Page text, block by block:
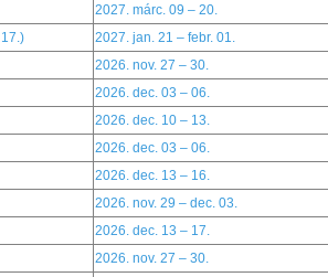
2027. márc. 09 – 20.
2027. jan. 21 – febr. 01.
2026. nov. 27 – 30.
2026. dec. 03 – 06.
2026. dec. 10 – 13.
2026. dec. 03 – 06.
2026. dec. 13 – 16.
2026. nov. 29 – dec. 03.
2026. dec. 13 – 17.
2026. nov. 27 – 30.